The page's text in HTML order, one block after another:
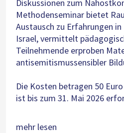
Diskussionen zum
Methodenseminar bietet
Austausch zu Erfahrungen
Israel, vermittelt
Teilnehmende erproben
antisemitismussensibler
Die Kosten betragen 50
ist bis zum 31. Mai 2026
mehr lesen